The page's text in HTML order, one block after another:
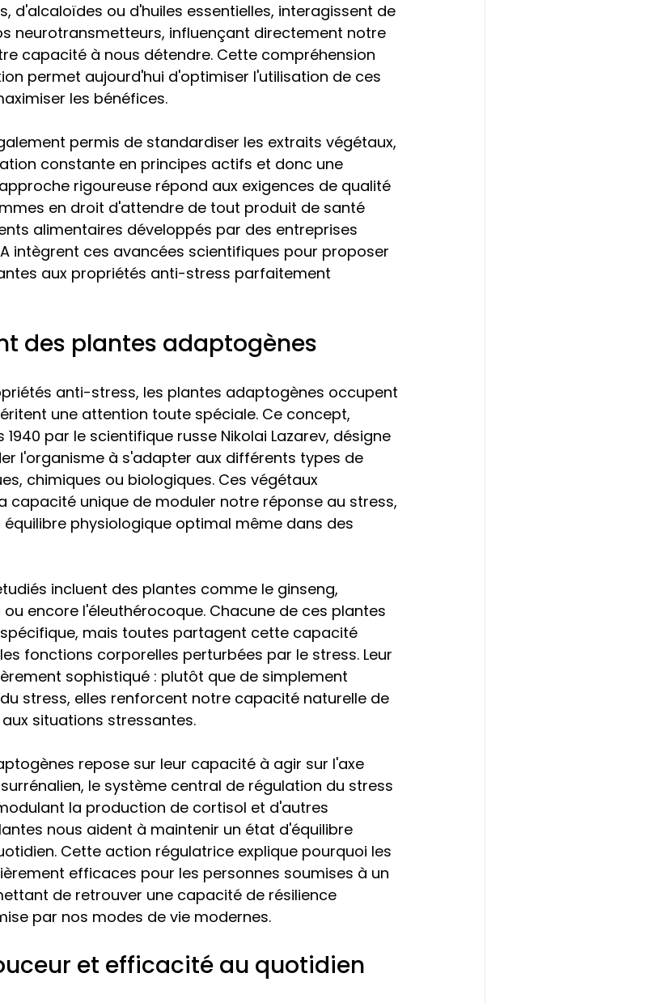
d'alcaloïdes ou d'huiles essentielles, interagissent de
neurotransmetteurs, influençant directement notre
capacité à nous détendre. Cette compréhension
permet aujourd'hui d'optimiser l'utilisation de ces
les bénéfices.
permis de standardiser les extraits végétaux,
constante en principes actifs et donc une
rigoureuse répond aux exigences de qualité
en droit d'attendre de tout produit de santé
alimentaires développés par des entreprises
intègrent ces avancées scientifiques pour proposer
aux propriétés anti-stress parfaitement
des plantes adaptogènes
anti-stress, les plantes adaptogènes occupent
une attention toute spéciale. Ce concept,
par le scientifique russe Nikolai Lazarev, désigne
l'organisme à s'adapter aux différents types de
chimiques ou biologiques. Ces végétaux
capacité unique de moduler notre réponse au stress,
physiologique optimal même dans des
incluent des plantes comme le ginseng,
encore l'éleuthérocoque. Chacune de ces plantes
mais toutes partagent cette capacité
fonctions corporelles perturbées par le stress. Leur
sophistiqué : plutôt que de simplement
stress, elles renforcent notre capacité naturelle de
situations stressantes.
repose sur leur capacité à agir sur l'axe
le système central de régulation du stress
la production de cortisol et d'autres
nous aident à maintenir un état d'équilibre
Cette action régulatrice explique pourquoi les
efficaces pour les personnes soumises à un
de retrouver une capacité de résilience
par nos modes de vie modernes.
et efficacité au quotidien